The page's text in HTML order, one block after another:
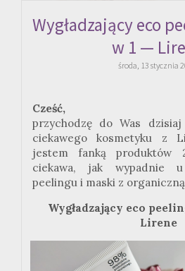
Wygładzający eco
w 1 —
środa, 13 stycznia
Cześć,
przychodzę do Was
ciekawego kosmetyku z
jestem fanką produktów
ciekawa, jak wypadnie
peelingu i maski z organiczną
Wygładzający eco
Lirene